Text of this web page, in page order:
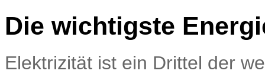
Die wichtigste
Elektrizität ist ein Drittel der